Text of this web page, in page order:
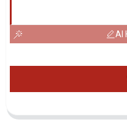
AI